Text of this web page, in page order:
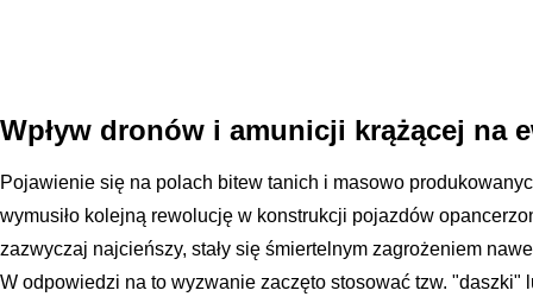
Wpływ dronów i amunicji krążącej na
Pojawienie się na polach bitew tanich i masowo
wymusiło kolejną rewolucję w konstrukcji pojazdów
zazwyczaj najcieńszy, stały się śmiertelnym zagrożeniem
W odpowiedzi na to wyzwanie zaczęto stosować tzw. "daszki"